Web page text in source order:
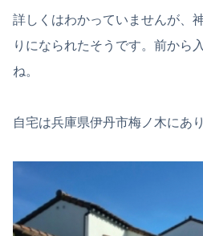
詳しくはわかっていませんが、
りになられたそうです。前から
ね。
自宅は兵庫県伊丹市梅ノ木にあり